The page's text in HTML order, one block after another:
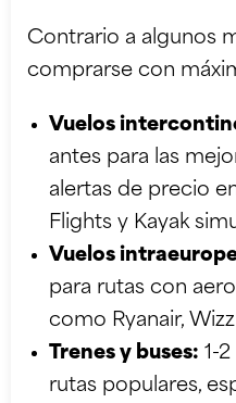
Contrario a algunos
comprarse con
Vuelos
antes para las
alertas de precio
Flights y Kayak
Vuelos
para rutas con
como Ryanair,
Trenes y buses: 1-
rutas populares,